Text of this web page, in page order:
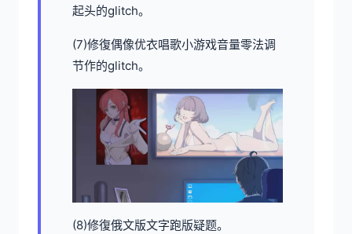
起头的glitch。
(7)修復偶像优衣唱歌小游戏音量零法调
节作的glitch。
(8)修復俄文版文字跑版疑题。